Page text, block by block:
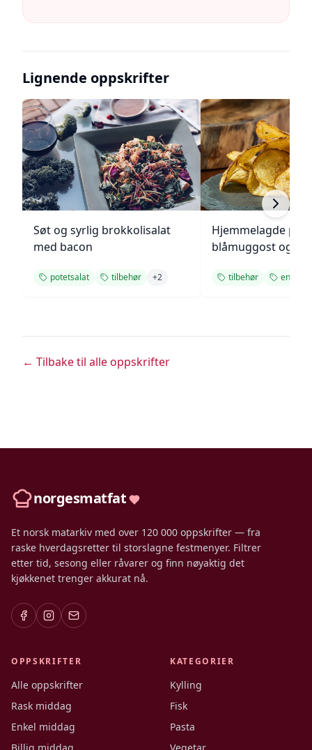
Lignende oppskrifter
Søt og syrlig brokkolisalat
med bacon
potetsalat tilbehør +2
Hjemmelagde
blåmuggost og
tilbehør enkel
← Tilbake til alle oppskrifter
norgesmatfat
Et norsk matarkiv med over 120 000 oppskrifter — fra
raske hverdagsretter til storslagne festmenyer. Filtrer
etter tid, sesong eller råvarer og finn nøyaktig det
kjøkkenet trenger akkurat nå.
OPPSKRIFTER
Alle oppskrifter
Rask middag
Enkel middag
KATEGORIER
Kylling
Fisk
Pasta